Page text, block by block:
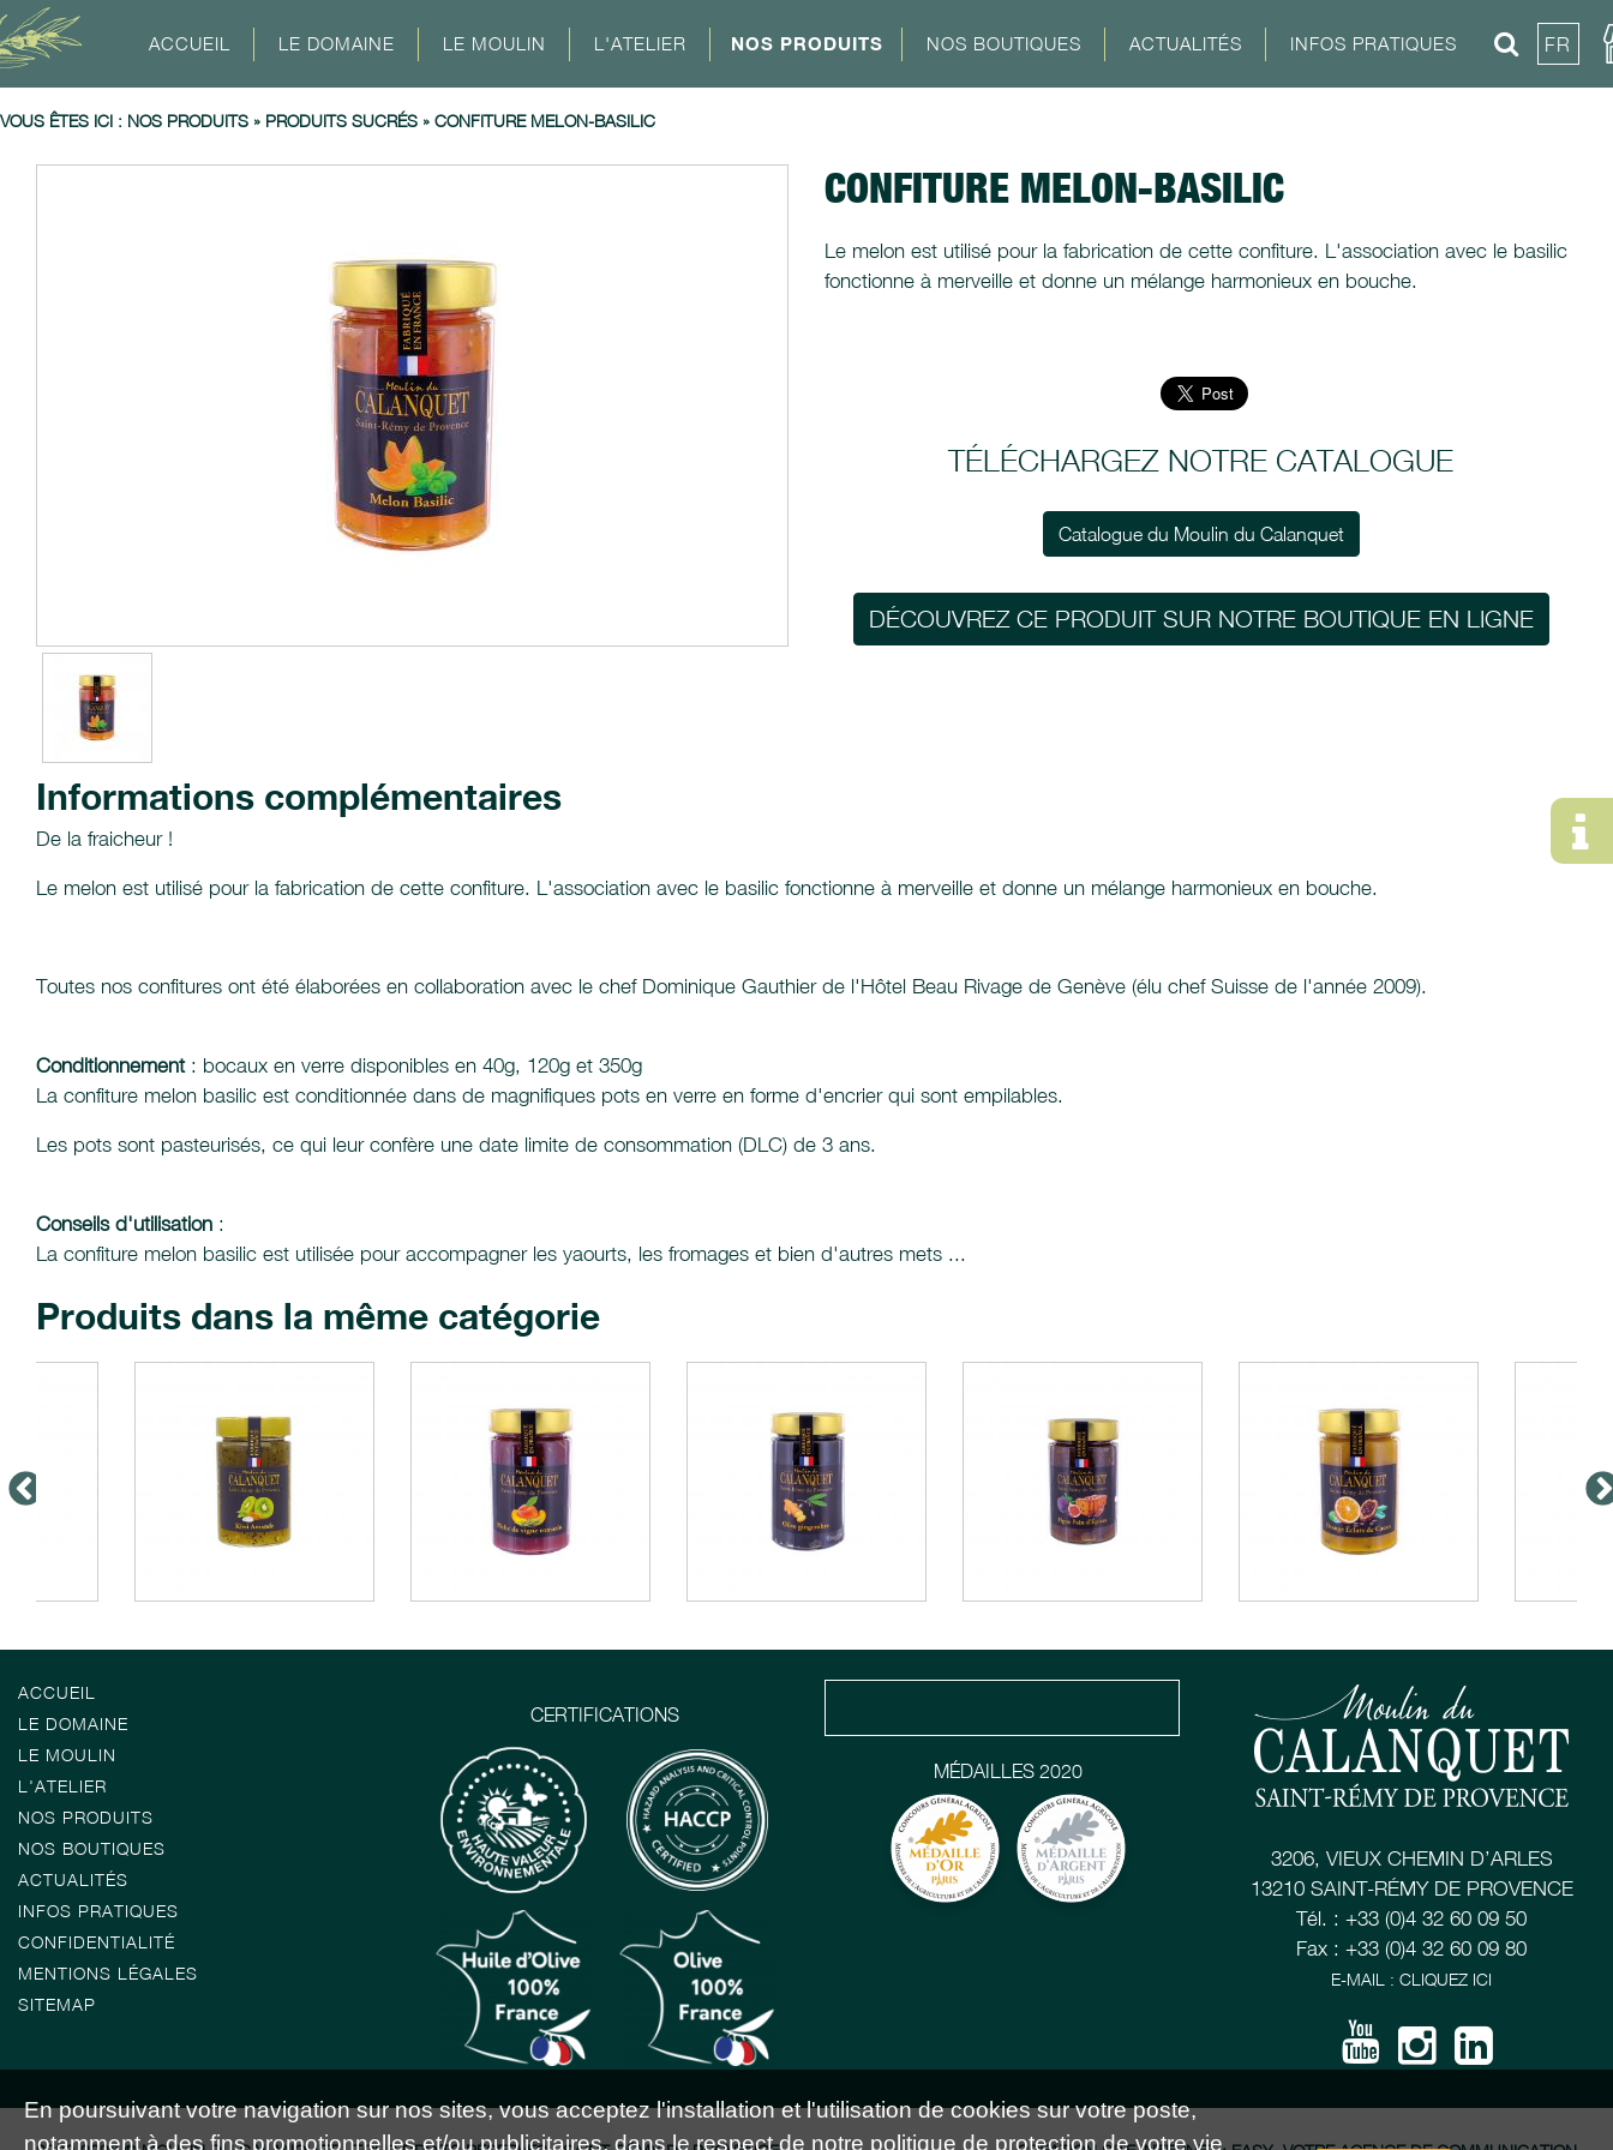
ACCUEIL LE DOMAINE LE MOULIN L'ATELIER NOS PRODUITS NOS BOUTIQUES ACTUALITÉS INFOS PRATIQUES FR
VOUS ÊTES ICI : NOS PRODUITS » PRODUITS SUCRÉS » CONFITURE MELON-BASILIC
CONFITURE MELON-BASILIC
Le melon est utilisé pour la fabrication de cette confiture. L'association avec le basilic
fonctionne à merveille et donne un mélange harmonieux en bouche.
TÉLÉCHARGEZ NOTRE CATALOGUE
Catalogue du Moulin du Calanquet
DÉCOUVREZ CE PRODUIT SUR NOTRE BOUTIQUE EN LIGNE
Informations complémentaires
De la fraicheur !
Le melon est utilisé pour la fabrication de cette confiture. L'association avec le basilic fonctionne à merveille et donne un mélange harmonieux en bouche.
Toutes nos confitures ont été élaborées en collaboration avec le chef Dominique Gauthier de l'Hôtel Beau Rivage de Genève (élu chef Suisse de l'année 2009).
Conditionnement: bocaux en verre disponibles en 40g, 120g et 350g
La confiture melon basilic est conditionnée dans de magnifiques pots en verre en forme d'encrier qui sont empilables.
Les pots sont pasteurisés, ce qui leur confère une date limite de consommation (DLC) de 3 ans.
Conseils d'utilisation :
La confiture melon basilic est utilisée pour accompagner les yaourts, les fromages et bien d'autres mets ...
Produits dans la même catégorie
ACCUEIL
LE DOMAINE
LE MOULIN
L'ATELIER
NOS PRODUITS
NOS BOUTIQUES
ACTUALITÉS
INFOS PRATIQUES
CONFIDENTIALITÉ
MENTIONS LÉGALES
SITEMAP
CERTIFICATIONS
MÉDAILLES 2020
3206, VIEUX CHEMIN D’ARLES
13210 SAINT-RÉMY DE PROVENCE
Tél. : +33 (0)4 32 60 09 50
Fax : +33 (0)4 32 60 09 80
E-MAIL : CLIQUEZ ICI
En poursuivant votre navigation sur nos sites, vous acceptez l'installation et l'utilisation de cookies sur votre poste,
notamment à des fins promotionnelles et/ou publicitaires, dans le respect de notre politique de protection de votre vie